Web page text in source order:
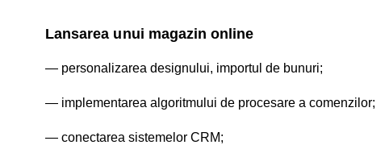
Lansarea unui magazin online
personalizarea designului, importul de bunuri;
implementarea algoritmului de procesare a comenzilor;
conectarea sistemelor CRM;